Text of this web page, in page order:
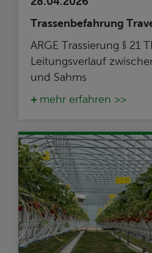
Trassenbefahrung
ARGE Trassierung § 21
Leitungsverlauf
und Sahms
mehr erfahren >>